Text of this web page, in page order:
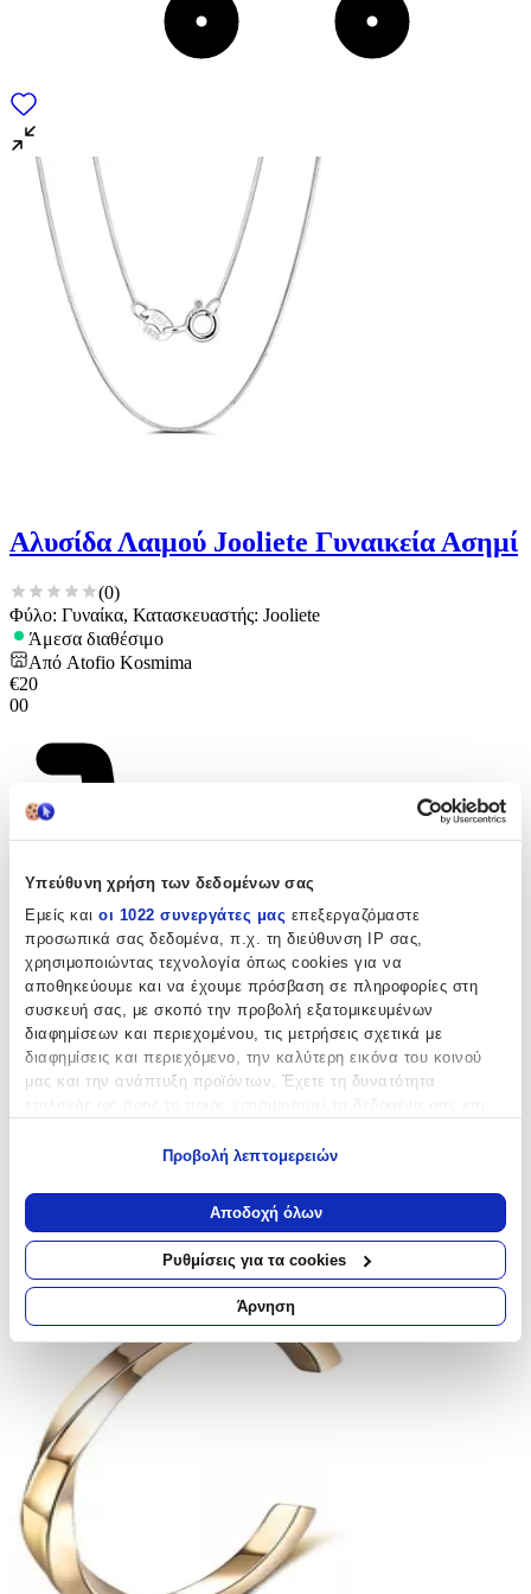
Υπεύθυνη χρήση των δεδομένων σας
Εμείς και οι 1022 συνεργάτες μας επεξεργαζόμαστε
προσωπικά σας δεδομένα, π.χ. τη διεύθυνση IP σας,
χρησιμοποιώντας τεχνολογία όπως cookies για να
αποθηκεύουμε και να έχουμε πρόσβαση σε πληροφορίες στη
συσκευή σας, με σκοπό την προβολή εξατομικευμένων
διαφημίσεων και περιεχομένου, τις μετρήσεις σχετικά με
διαφημίσεις και περιεχόμενο, την καλύτερη εικόνα του κοινού
μας και την ανάπτυξη προϊόντων. Έχετε τη δυνατότητα
Να συλλέξουμε πληροφορίες σχετικά με τη γεωγραφική
σας τοποθεσία, οι οποίες μπορεί να είναι ακριβείς σε
απόσταση μερικών μέτρων
Να αναγνωρίσουμε τη συσκευή σας σαρώνοντας ενεργά
για συγκεκριμένα χαρακτηριστικά (δακτυλικό αποτύπωμα)
Μάθετε περισσότερα σχετικά με τον τρόπο επεξεργασίας των
προσωπικών σας δεδομένων και καθορίστε τις προτιμήσεις σας
ενότητα “Λεπτομέρειες”
. Μπορείτε να αλλάξετε ή να
ανακαλέσετε τη συγκατάθεσή σας ανά πάσα στιγμή από τη
Δήλωση Cookies.
Χρησιμοποιούμε cookies ώστε η τοποθεσία μας να λειτουργεί
σωστά, να εξατομικεύουμε περιεχόμενο και διαφημίσεις, να
παρέχουμε λειτουργίες μέσων κοινωνικής δικτύωσης και να
αναλύουμε την κυκλοφορία μας. Εμείς και οι 1022 συνεργάτες
μας επεξεργαζόμαστε προσωπικά σας δεδομένα, π.χ. τη
διεύθυνση IP σας, χρησιμοποιώντας τεχνολογία όπως cookies
Προβολή λεπτομερειών
Αποδοχή όλων
Ρυθμίσεις για τα cookies
Άρνηση
Αλυσίδα Λαιμού Jooliete Γυναικεία Ασημί
(0)
Φύλο: Γυναίκα, Κατασκευαστής: Jooliete
Άμεσα διαθέσιμο
Από Atofio Kosmima
€20
00